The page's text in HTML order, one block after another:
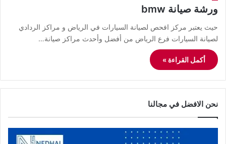
ورشة صيانة bmw
حيث يعتبر مركز افحص لصيانة السيارات في الرياض و مراكز الردادي
لصيانة السيارات فرع الرياض من أفضل وأحدث مراكز صيانة…
أكمل القراءة »
نحن الافضل في مجالنا